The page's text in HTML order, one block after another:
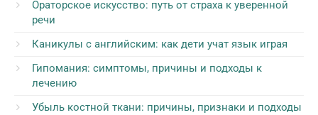
Ораторское искусство: путь от страха к уверенной
речи
Каникулы с английским: как дети учат язык играя
Гипомания: симптомы, причины и подходы к
лечению
Убыль костной ткани: причины, признаки и подходы